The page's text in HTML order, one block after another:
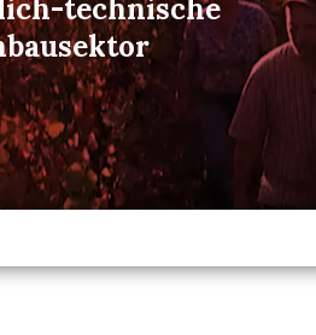
technische